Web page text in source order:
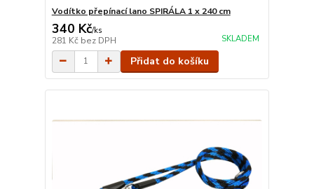
Vodítko přepínací lano SPIRÁLA 1 x 240 cm
340 Kč/ks
281 Kč bez DPH SKLADEM
Přidat do košíku